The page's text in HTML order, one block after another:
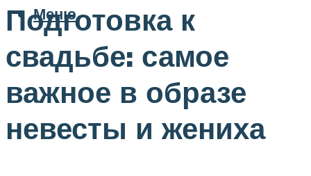
Меню
Подготовка к
свадьбе: самое
важное в образе
невесты и жениха